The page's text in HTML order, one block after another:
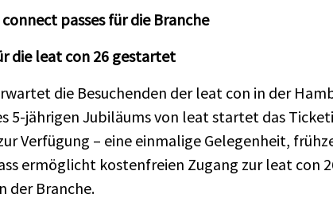
passes für die Branche
die leat con 26 gestartet
die Besuchenden der leat con in der
5-jährigen Jubiläums von leat startet das
Verfügung – eine einmalige Gelegenheit,
ermöglicht kostenfreien Zugang zur leat
der Branche.